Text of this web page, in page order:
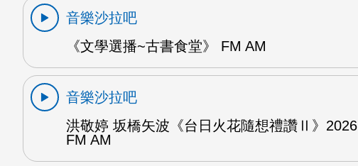
音樂沙拉吧
《文學選播~古書食堂》 FM AM
音樂沙拉吧
洪敬婷 坂橋矢波《台日火花隨想禮讚Ⅱ》2026
FM AM